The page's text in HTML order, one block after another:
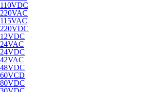
110VDC
220VAC
115VAC
220VDC
12VDC
24VAC
24VDC
42VAC
48VDC
60VCD
80VDC